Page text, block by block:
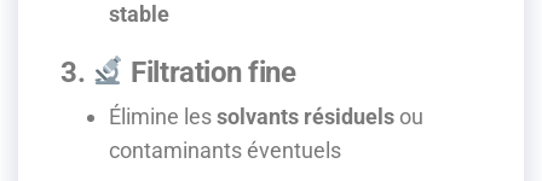
stable
3. Filtration fine
Élimine lessolvants résiduels ou
contaminants éventuels